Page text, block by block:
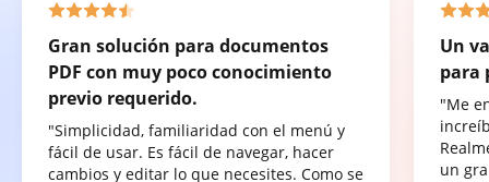
Gran solución para documentos
PDF con muy poco conocimiento
previo requerido.
"Simplicidad, familiaridad con el menú y
fácil de usar. Es fácil de navegar, hacer
cambios y editar lo que necesites. Como se
Un
para
"Me
un